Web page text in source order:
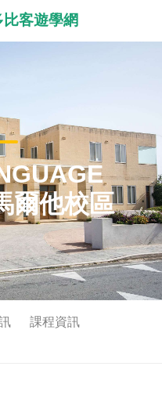
爾他校區
課程資訊
客遊學網